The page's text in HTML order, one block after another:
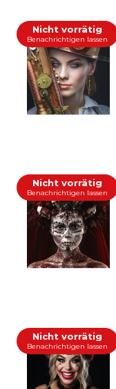
Nicht vorrätig
Benachrichtigen lassen
Nicht vorrätig
Benachrichtigen lassen
Nicht vorrätig
Benachrichtigen lassen